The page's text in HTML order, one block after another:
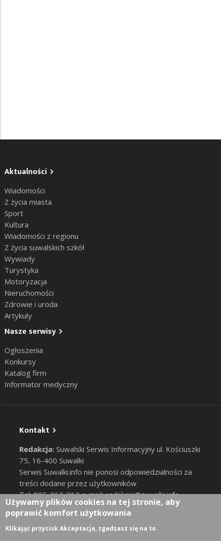
Aktualności
Wiadomości
Z życia miasta
Sport
Kultura
Wiadomości z regionu
Z życia suwalskich szkół
Wywiady
Turystyka
Motoryzacja
Nieruchomości
Zdrowie i uroda
Artykuły
Nasze serwisy
Ogłoszenia
Konkursy
Katalog firm
Informator medyczny
Kontakt
Redakcja: Suwalski Serwis Informacyjny ul. Kościuszki
75, 16-400 Suwałki
Serwis Suwalki.info nie ponosi odpowiedzialności za
treści dodane przez użytkowników
Tel: 885-212-212 e-mail:redakcja@suwalki.info,
reklama@suwalki.info
RODO |Cookies
User account menu
Zaloguj
Używamy plików cookies na tej stronie, aby
poprawić komfort użytkowania
Klikając przycisk Akceptacja, zgadzasz się na to.